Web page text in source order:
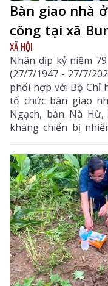
Bàn giao nhà
công tại xã
XÃ HỘI
Nhân dịp kỷ niệm
(27/7/1947 - 27/7/
phối hợp với Bộ Chỉ
tổ chức bàn giao
Ngạch, bản Nà
kháng chiến bị
trình có Đại tá
CHQS tỉnh; đại diện
đạo cấp ủy chính
quan.